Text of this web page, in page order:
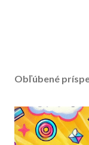
Obľúbené